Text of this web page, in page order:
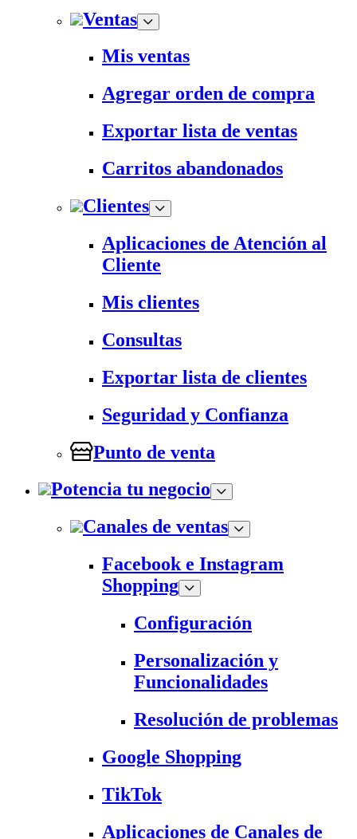
Ventas
Mis ventas
Agregar orden de compra
Exportar lista de ventas
Carritos abandonados
Clientes
Aplicaciones de Atención al
Cliente
Mis clientes
Consultas
Exportar lista de clientes
Seguridad y Confianza
Punto de venta
Potencia tu negocio
Canales de ventas
Facebook e Instagram
Shopping
Configuración
Personalización y
Funcionalidades
Resolución de problemas
Google Shopping
TikTok
Aplicaciones de Canales de